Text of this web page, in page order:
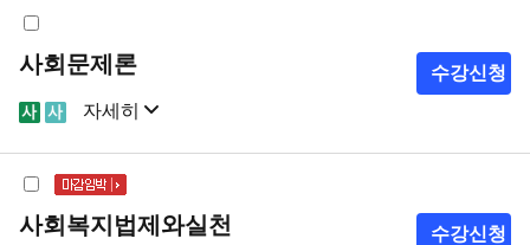
사회문제론
자세히
샘플강의 강의계획서
수강신청
사회복지법제와실천 수강신청